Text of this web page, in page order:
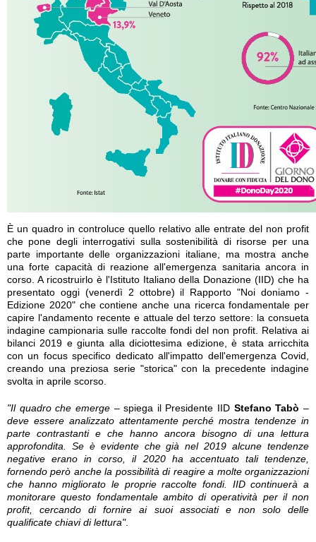
È un quadro in controluce quello relativo alle entrate del non profit
che pone degli interrogativi sulla sostenibilità di risorse per una
parte importante delle organizzazioni italiane, ma mostra anche
una forte capacità di reazione all'emergenza sanitaria ancora in
corso. A ricostruirlo è l'Istituto Italiano della Donazione (IID) che ha
presentato oggi (venerdì 2 ottobre) il Rapporto "Noi doniamo -
Edizione 2020" che contiene anche una ricerca fondamentale per
capire l'andamento recente e attuale del terzo settore: la consueta
indagine campionaria sulle raccolte fondi del non profit. Relativa ai
bilanci 2019 e giunta alla diciottesima edizione, è stata arricchita
con un focus specifico dedicato all'impatto dell'emergenza Covid,
creando una preziosa serie "storica" con la precedente indagine
svolta in aprile scorso.
"Il quadro che emerge– spiega il Presidente IID Stefano Tabò –
deve essere analizzato attentamente perché mostra tendenze in
parte contrastanti e che hanno ancora bisogno di una lettura
approfondita. Se è evidente che già nel 2019 alcune tendenze
negative erano in corso, il 2020 ha accentuato tali tendenze,
fornendo però anche la possibilità di reagire a molte organizzazioni
che hanno migliorato le proprie raccolte fondi. IID continuerà a
monitorare questo fondamentale ambito di operatività per il non
profit, cercando di fornire ai suoi associati e non solo delle
qualificate chiavi di lettura".